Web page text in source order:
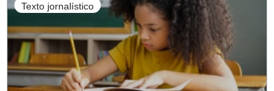
Texto jornalístico